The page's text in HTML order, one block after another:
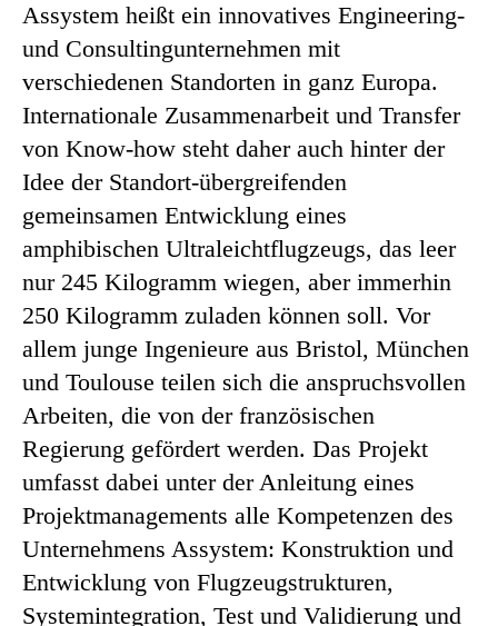
Assystem heißt ein innovatives Engineering-
und Consultingunternehmen mit
verschiedenen Standorten in ganz Europa.
Internationale Zusammenarbeit und Transfer
von Know-how steht daher auch hinter der
Idee der Standort-übergreifenden
gemeinsamen Entwicklung eines
amphibischen Ultraleichtflugzeugs, das leer
nur 245 Kilogramm wiegen, aber immerhin
250 Kilogramm zuladen können soll. Vor
allem junge Ingenieure aus Bristol, München
und Toulouse teilen sich die anspruchsvollen
Arbeiten, die von der französischen
Regierung gefördert werden. Das Projekt
umfasst dabei unter der Anleitung eines
Projektmanagements alle Kompetenzen des
Unternehmens Assystem: Konstruktion und
Entwicklung von Flugzeugstrukturen,
Systemintegration, Test und Validierung und